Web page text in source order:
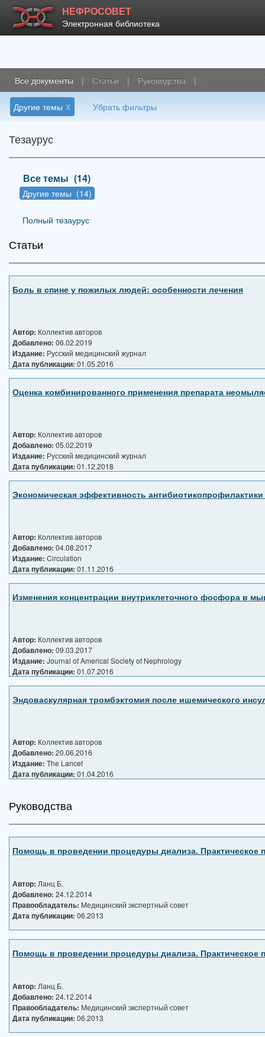
НЕФРОСОВЕТ
Электронная библиотека
Все документы | Статьи | Руководства |
Другие темы x Убрать фильтры
Тезаурус
Все темы (14)
Другие темы (14)
Полный тезаурус
Статьи
Боль в спине у пожилых людей: особенности лечения
Автор: Коллектив авторов
Добавлено: 06.02.2019
Издание: Русский медицинский журнал
Дата публикации: 01.05.2016
Оценка комбинированного применения препарата
Автор: Коллектив авторов
Добавлено: 05.02.2019
Издание: Русский медицинский журнал
Дата публикации: 01.12.2018
Экономическая эффективность
Автор: Коллектив авторов
Добавлено: 04.08.2017
Издание: Circulation
Дата публикации: 01.11.2016
Изменения концентрации внутриклеточного фосфора в
Автор: Коллектив авторов
Добавлено: 09.03.2017
Издание: Journal of Americal Society of Nephrology
Дата публикации: 01.07.2016
Эндоваскулярная тромбэктомия после ишемического
Автор: Коллектив авторов
Добавлено: 20.06.2016
Издание: The Lancet
Дата публикации: 01.04.2016
Руководства
Помощь в проведении процедуры диализа. Практическое
Автор: Ланц Б.
Добавлено: 24.12.2014
Правообладатель: Медицинский экспертный совет
Дата публикации: 06.2013
Помощь в проведении процедуры диализа. Практическое
Автор: Ланц Б.
Добавлено: 24.12.2014
Правообладатель: Медицинский экспертный совет
Дата публикации: 06.2013